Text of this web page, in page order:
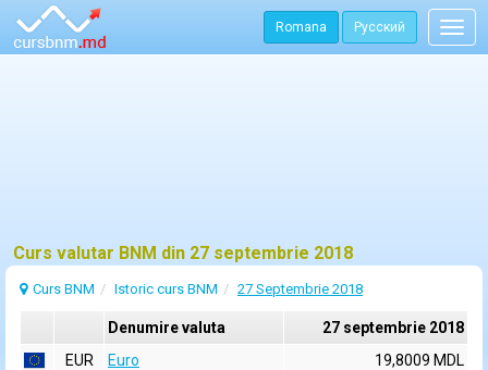
Romana Русский
Curs valutar BNM din 27 septembrie 2018
Curs BNM Istoric curs BNM 27 Septembrie 2018
Denumire valuta
27 septembrie 2018
EUR
Euro
19,8009 MDL